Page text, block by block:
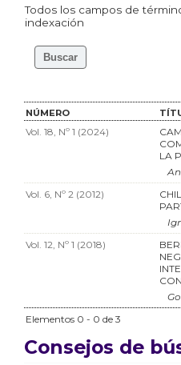
Todos los campos de
indexación
NÚMERO
Vol. 18, Nº 1 (2024)
LA
Vol. 6, Nº 2 (2012)
Vol. 12, Nº 1 (2018)
Elementos 0 - 0 de 3
Consejos de